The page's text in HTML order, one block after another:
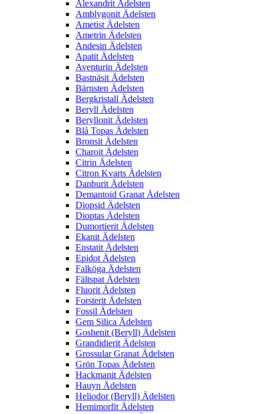
Alexandrit Ädelsten
Amblygonit Ädelsten
Ametist Ädelsten
Ametrin Ädelsten
Andesin Ädelsten
Apatit Ädelsten
Aventurin Ädelsten
Bastnäsit Ädelsten
Bärnsten Ädelsten
Bergkristall Ädelsten
Beryll Ädelsten
Beryllonit Ädelsten
Blå Topas Ädelsten
Bronsit Ädelsten
Charoit Ädelsten
Citrin Ädelsten
Citron Kvarts Ädelsten
Danburit Ädelsten
Demantoid Granat Ädelsten
Diopsid Ädelsten
Dioptas Ädelsten
Dumortierit Ädelsten
Ekanit Ädelsten
Enstatit Ädelsten
Epidot Ädelsten
Falköga Ädelsten
Fältspat Ädelsten
Fluorit Ädelsten
Forsterit Ädelsten
Fossil Ädelsten
Gem Silica Ädelsten
Goshenit (Beryll) Ädelsten
Grandidierit Ädelsten
Grossular Granat Ädelsten
Grön Topas Ädelsten
Hackmanit Ädelsten
Hauyn Ädelsten
Heliodor (Beryll) Ädelsten
Hemimorfit Ädelsten